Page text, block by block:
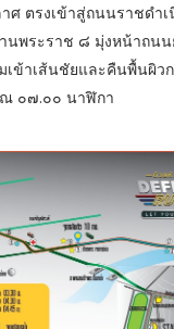
ตรงเข้าสู่ถนนราชดำ
นพระราช ๘ มุ่งหน้าถน
ข้าเส้นชัยและคืนพื้นผิว
ณ ๐๗.๐๐ นาฬิกา